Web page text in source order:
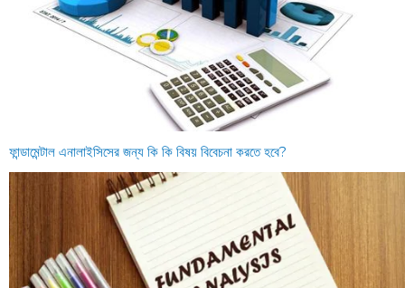
ফান্ডামেন্টাল এনালাইসিসের জন্য কি কি বিষয় বিবেচনা করতে হবে?